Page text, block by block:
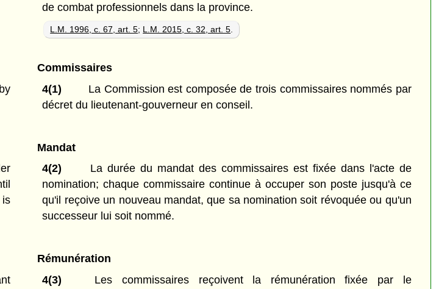
de combat professionnels dans la province.
L.M. 1996, c. 67, art. 5; L.M. 2015, c. 32, art. 5
Commissaires
4(1)
La Commission est composée de trois commissaires nommés par
décret du lieutenant-gouverneur en conseil.
Mandat
4(2)
La durée du mandat des commissaires est fixée dans l'acte de
nomination; chaque commissaire continue à occuper son poste jusqu'à ce
qu'il reçoive un nouveau mandat, que sa nomination soit révoquée ou qu'un
successeur lui soit nommé.
Rémunération
4(3)
Les commissaires reçoivent la rémunération fixée par le